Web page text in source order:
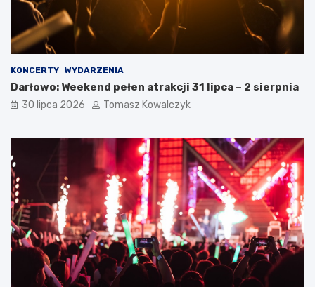
KONCERTY WYDARZENIA
Darłowo: Weekend pełen atrakcji 31 lipca – 2 sierpnia
30 lipca 2026 Tomasz Kowalczyk